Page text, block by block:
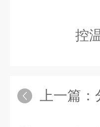
控温
上一篇：